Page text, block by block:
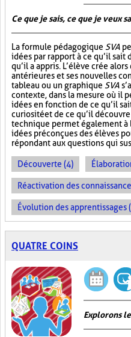
Ce que je sais, ce que je veux
La formule pédagogique SVA
idées par rapport à ce qu’il sait
qu’il a appris. L’élève crée
antérieures et ses nouvelles
tableau ou un graphique SVA
contexte, dans la mesure où il
idées en fonction de ce qu’il
curiosité et de ce qu’il
technique permet également à
idées préconçues des élèves
répondant aux questions qui
Découverte (4)
Réactivation des
Évolution des apprentissages
QUATRE COINS
Explorons